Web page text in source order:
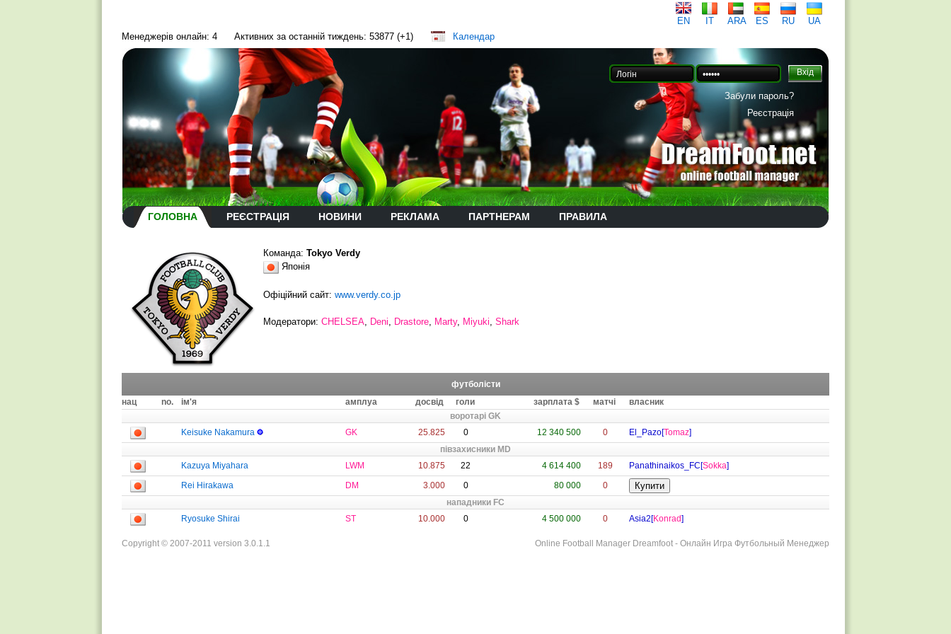
EN IT ARA ES RU
UA
Менеджерів онлайн: 4
Активних за останній тиждень: 53877 (+1) Календар
Забули пароль?
Реєстрація
ГОЛОВНА РЕЄСТРАЦІЯ НОВИНИ РЕКЛАМА ПАРТНЕРАМ ПРАВИЛА
Команда: Tokyo Verdy
Японія
Офіційний сайт: www.verdy.co.jp
Модератори: CHELSEA, Deni, Drastore, Marty, Miyuki, Shark
футболісти
нац no. ім'я амплуа досвід голи зарплата $ матчі
власник
воротарі GK
Keisuke Nakamura GK 25.825 0 12 340 500 0 El_Pazo[Tomaz]
півзахисники MD
Kazuya Miyahara LWM 10.875 22 4 614 400 189 Panathinaikos_FC[Sokka]
Rei Hirakawa
DM 3.000 0 80 000 0
нападники FC
Ryosuke Shirai ST 10.000 0 4 500 000 0 Asia2[Konrad]
Online Football Manager Dreamfoot - Онлайн Игра Футбольный Менеджер
Copyright © 2007-2011 version 3.0.1.1